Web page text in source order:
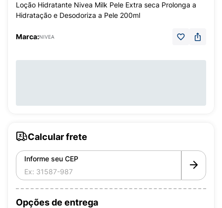
Loção Hidratante Nivea Milk Pele Extra seca Prolonga a
Hidratação e Desodoriza a Pele 200ml
Marca:NIVEA
Calcular frete
Informe seu CEP
Opções de entrega